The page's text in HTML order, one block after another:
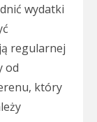
wydatki
regularnej
od
który